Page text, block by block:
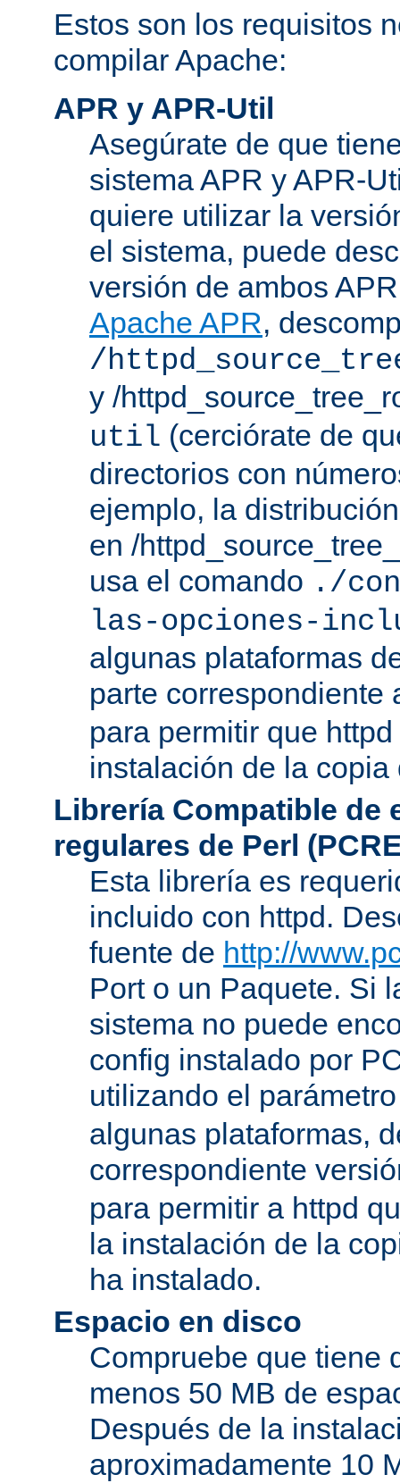
Estos son los requisitos
compilar Apache:
APR y APR-Util
Asegúrate de que
sistema APR y APR-
quiere utilizar la
el sistema, puede
versión de ambos
Apache APR,
/
y /
util (cerciórate de
directorios con
ejemplo, la
en /
usa el comando ./
las-opciones-
algunas plataformas
parte
para permitir que
instalación de la
Librería Compatible de
regulares de Perl
Esta librería es
incluido con httpd.
fuente de http://
Port o un Paquete. Si
sistema no puede
config instalado por
utilizando el parámetro
algunas plataformas,
correspondiente
para permitir a httpd
la instalación de la
ha instalado.
Espacio en disco
Compruebe que tiene
menos 50 MB de
Después de la
aproximadamente 10